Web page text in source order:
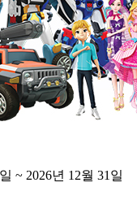
~ 2026년 12월 31일